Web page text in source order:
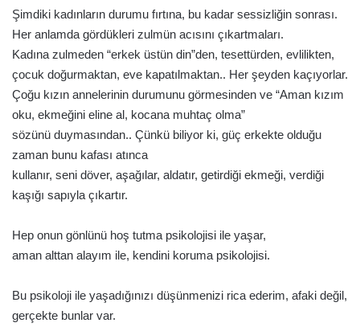
Şimdiki kadınların durumu fırtına, bu kadar sessizliğin sonrası.
Her anlamda gördükleri zulmün acısını çıkartmaları.
Kadına zulmeden “erkek üstün din”den, tesettürden, evlilikten,
çocuk doğurmaktan, eve kapatılmaktan.. Her şeyden kaçıyorlar.
Çoğu kızın annelerinin durumunu görmesinden ve “Aman kızım
oku, ekmeğini eline al, kocana muhtaç olma”
sözünü duymasından.. Çünkü biliyor ki, güç erkekte olduğu
zaman bunu kafası atınca
kullanır, seni döver, aşağılar, aldatır, getirdiği ekmeği, verdiği
kaşığı sapıyla çıkartır.
Hep onun gönlünü hoş tutma psikolojisi ile yaşar,
aman alttan alayım ile, kendini koruma psikolojisi.
Bu psikoloji ile yaşadığınızı düşünmenizi rica ederim, afaki değil,
gerçekte bunlar var.